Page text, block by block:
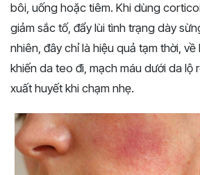
bôi, uống hoặc tiêm. Khi dùng
giảm sắc tố, đẩy lùi tình trạng dày
nhiên, đây chỉ là hiệu quả tạm thời,
khiến da teo đi, mạch máu dưới da lộ
xuất huyết khi chạm nhẹ.